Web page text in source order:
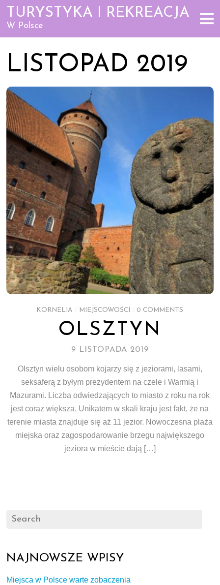
TURYSTYKA I REKREACJA
W Polsce
LISTOPAD 2019
KORNELIA MIEJSCOWOŚCI 0 COMMENTS
OLSZTYN
9 LISTOPADA 2019
Olsztyn wielu osobom kojarzy się z jeziorami, lasami,
seksaferą z byłym prezydentem na czele i Warmią i
Mazurami. Liczba odwiedzających to miasto z roku na rok
jest coraz większa. Unikatem w skali kraju jest fakt, że na
terenie miasta znajduje się aż 11 jezior. Nowoczesna plaża
miejska oraz zagospodarowanie brzegu największego
jeziora w mieście dają […]
NAJNOWSZE WPISY
Miejsca w Polsce warte zobaczenia